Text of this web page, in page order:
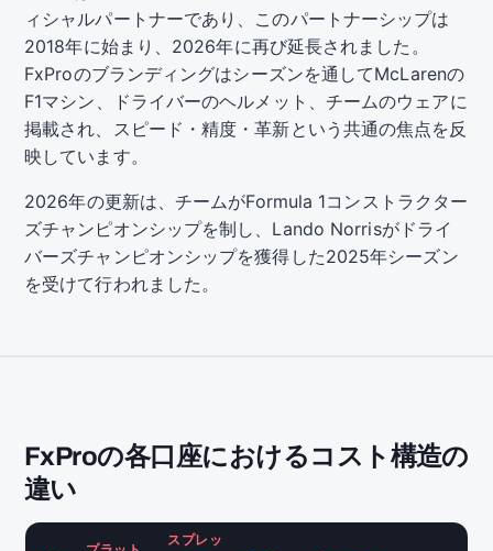
ィシャルパートナーであり、このパートナーシップは
2018年に始まり、2026年に再び延長されました。
FxProのブランディングはシーズンを通してMcLarenの
F1マシン、ドライバーのヘルメット、チームのウェアに
掲載され、スピード・精度・革新という共通の焦点を反
映しています。
2026年の更新は、チームがFormula 1コンストラクター
ズチャンピオンシップを制し、Lando Norrisがドライ
バーズチャンピオンシップを獲得した2025年シーズン
を受けて行われました。
FxProの各口座におけるコスト構造の
違い
スプレッ